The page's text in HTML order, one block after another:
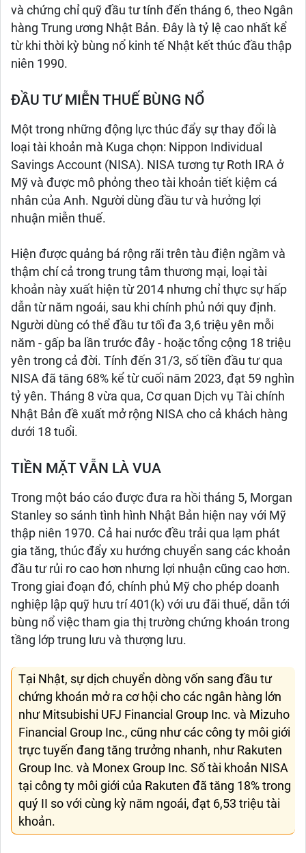
và chứng chỉ quỹ đầu tư tính đến tháng 6, theo Ngân
hàng Trung ương Nhật Bản. Đây là tỷ lệ cao nhất kể
từ khi thời kỳ bùng nổ kinh tế Nhật kết thúc đầu thập
niên 1990.
ĐẦU TƯ MIỄN THUẾ BÙNG NỔ
Một trong những động lực thúc đẩy sự thay đổi là
loại tài khoản mà Kuga chọn: Nippon Individual
Savings Account (NISA). NISA tương tự Roth IRA ở
Mỹ và được mô phỏng theo tài khoản tiết kiệm cá
nhân của Anh. Người dùng đầu tư và hưởng lợi
nhuận miễn thuế.
Hiện được quảng bá rộng rãi trên tàu điện ngầm và
thậm chí cả trong trung tâm thương mại, loại tài
khoản này xuất hiện từ 2014 nhưng chỉ thực sự hấp
dẫn từ năm ngoái, sau khi chính phủ nới quy định.
Người dùng có thể đầu tư tối đa 3,6 triệu yên mỗi
năm - gấp ba lần trước đây - hoặc tổng cộng 18 triệu
yên trong cả đời. Tính đến 31/3, số tiền đầu tư qua
NISA đã tăng 68% kể từ cuối năm 2023, đạt 59 nghìn
tỷ yên. Tháng 8 vừa qua, Cơ quan Dịch vụ Tài chính
Nhật Bản đề xuất mở rộng NISA cho cả khách hàng
dưới 18 tuổi.
TIỀN MẶT VẪN LÀ VUA
Trong một báo cáo được đưa ra hồi tháng 5, Morgan
Stanley so sánh tình hình Nhật Bản hiện nay với Mỹ
thập niên 1970. Cả hai nước đều trải qua lạm phát
gia tăng, thúc đẩy xu hướng chuyển sang các khoản
đầu tư rủi ro cao hơn nhưng lợi nhuận cũng cao hơn.
Trong giai đoạn đó, chính phủ Mỹ cho phép doanh
nghiệp lập quỹ hưu trí 401(k) với ưu đãi thuế, dẫn tới
bùng nổ việc tham gia thị trường chứng khoán trong
tầng lớp trung lưu và thượng lưu.
Tại Nhật, sự dịch chuyển dòng vốn sang đầu tư
chứng khoán mở ra cơ hội cho các ngân hàng lớn
như Mitsubishi UFJ Financial Group Inc. và Mizuho
Financial Group Inc., cũng như các công ty môi giới
trực tuyến đang tăng trưởng nhanh, như Rakuten
Group Inc. và Monex Group Inc. Số tài khoản NISA
tại công ty môi giới của Rakuten đã tăng 18% trong
quý II so với cùng kỳ năm ngoái, đạt 6,53 triệu tài
khoản.